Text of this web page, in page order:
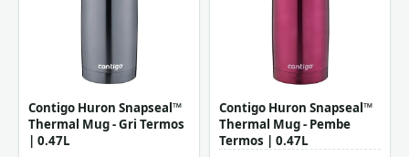
Contigo Huron Snapseal™
Thermal Mug - Gri Termos
| 0.47L
Contigo Huron Snapseal™
Thermal Mug - Pembe
Termos | 0.47L